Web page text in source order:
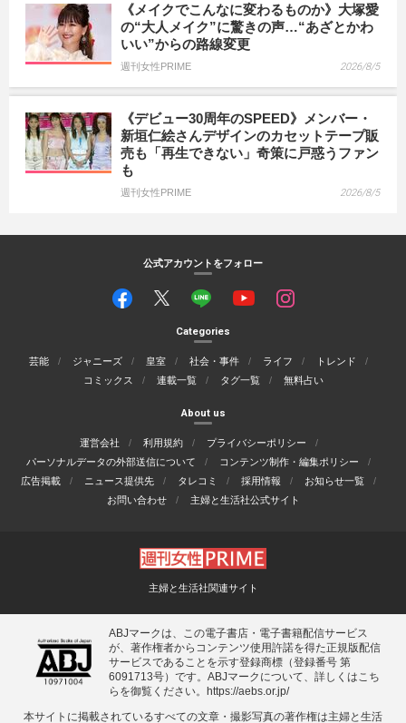
《メイクでこんなに変わるものか》大塚愛
の“大人メイク”に驚きの声…“あざとかわ
いい”からの路線変更
週刊女性PRIME 2026/8/5
《デビュー30周年のSPEED》メンバー・
新垣仁絵さんデザインのカセットテープ販
売も「再生できない」奇策に戸惑うファン
も
週刊女性PRIME 2026/8/5
公式アカウントをフォロー
Categories
芸能 ジャニーズ 皇室 社会・事件 ライフ
トレンド
コミックス
連載一覧 タグ一覧 無料占い
About us
運営会社 利用規約
プライバシーポリシー
パーソナルデータの外部送信について
コンテンツ制作・編集ポリシー
広告掲載
ニュース提供先 タレコミ 採用情報
お知らせ一覧
お問い合わせ
主婦と生活社公式サイト
主婦と生活社関連サイト
ABJマークは、この電子書店・電子書籍配信サービス
が、著作権者からコンテンツ使用許諾を得た正規版配信
サービスであることを示す登録商標（登録番号 第
6091713号）です。ABJマークについて、詳しくはこち
らを御覧ください。 https://aebs.or.jp/
本サイトに掲載されているすべての⽂章・撮影写真の著作権は主婦と⽣活